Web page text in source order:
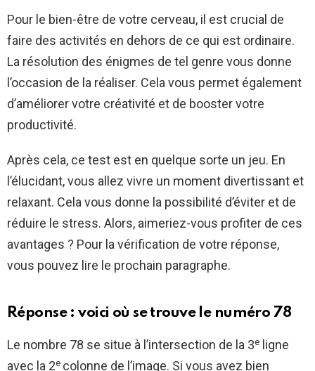
Pour le bien-être de votre cerveau, il est crucial de
faire des activités en dehors de ce qui est ordinaire.
La résolution des énigmes de tel genre vous donne
l’occasion de la réaliser. Cela vous permet également
d’améliorer votre créativité et de booster votre
productivité.
Après cela, ce test est en quelque sorte un jeu. En
l’élucidant, vous allez vivre un moment divertissant et
relaxant. Cela vous donne la possibilité d’éviter et de
réduire le stress. Alors, aimeriez-vous profiter de ces
avantages ? Pour la vérification de votre réponse,
vous pouvez lire le prochain paragraphe.
Réponse : voici où se trouve le numéro 78
Le nombre 78 se situe à l’intersection de la 3e ligne
avec la 2e colonne de l’image. Si vous avez bien